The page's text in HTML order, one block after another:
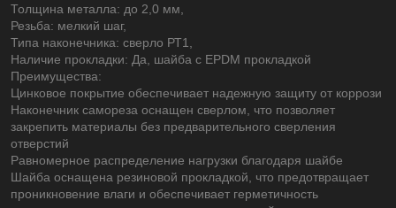
Толщина металла: до 2,0 мм,
Резьба: мелкий шаг,
Типа наконечника: сверло РТ1,
Наличие прокладки: Да, шайба с EPDM прокладкой
Преимущества:
Цинковое покрытие обеспечивает надежную защиту от коррози
Наконечник самореза оснащен сверлом, что позволяет
закрепить материалы без предварительного сверления
отверстий
Равномерное распределение нагрузки благодаря шайбе
Шайба оснащена резиновой прокладкой, что предотвращает
проникновение влаги и обеспечивает герметичность